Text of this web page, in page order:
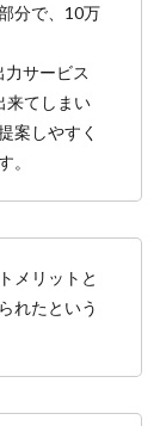
分で、10万
力サービス
来てしまい
案しやすく
。
メリットと
れたという